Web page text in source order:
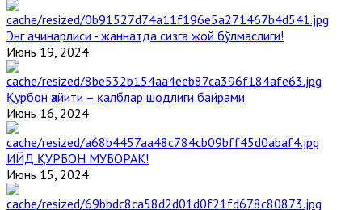
Энг ачинарлиси - жаннатда сизга жой бўлмаслиги!
Июнь 19, 2024
Қурбон ҳайити – қалблар шодлиги байрами
Июнь 16, 2024
ИЙД ҚУРБОН МУБОРАК!
Июнь 15, 2024